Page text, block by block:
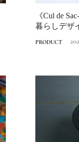
《Cul de
暮らしデザ
PRODUCT